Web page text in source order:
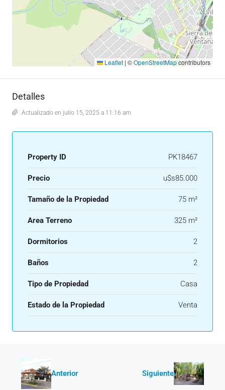
Leaflet | ©OpenStreetMapcontributors
Detalles
Actualizado en julio 15, 2025 a 11:16 am
Property ID PK18467
Precio u$s85.000
Tamaño de la Propiedad 75 m²
Area Terreno 325 m²
Dormitorios 2
Baños 2
Tipo de Propiedad Casa
Estado de la Propiedad Venta
Anterior Siguiente